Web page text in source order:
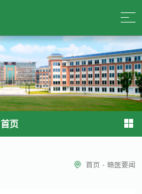
首页
首页 - 赣医要闻